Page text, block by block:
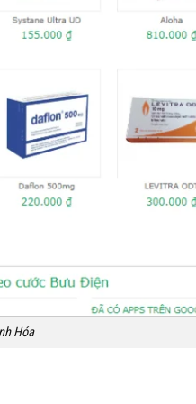
Hóa